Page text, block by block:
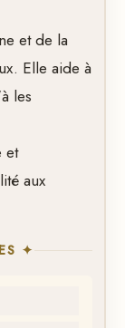
et de la
Elle aide à
les
et
aux
✦